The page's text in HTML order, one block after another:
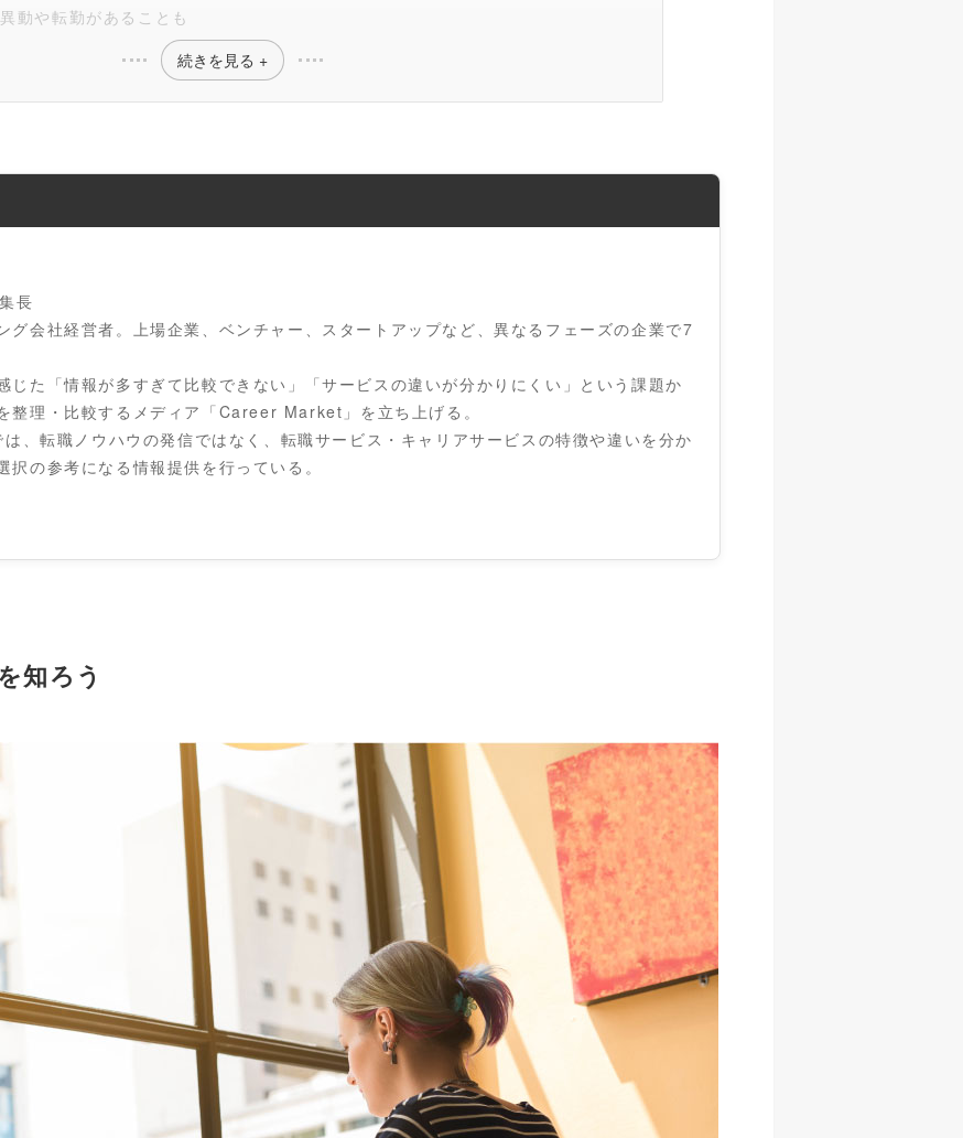
動や転勤があることも
続きを見る +
長
グ会社経営者。上場企業、ベンチャー、スタートアップなど、異なるフェーズの企業で7
じた「情報が多すぎて比較できない」「サービスの違いが分かりにくい」という課題か
整理・比較するメディア「Career Market」を立ち上げる。
、転職ノウハウの発信ではなく、転職サービス・キャリアサービスの特徴や違いを分か
択の参考になる情報提供を行っている。
知ろう